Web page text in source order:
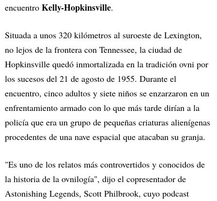
encuentro Kelly-Hopkinsville.
Situada a unos 320 kilómetros al suroeste de Lexington,
no lejos de la frontera con Tennessee, la ciudad de
Hopkinsville quedó inmortalizada en la tradición ovni por
los sucesos del 21 de agosto de 1955. Durante el
encuentro, cinco adultos y siete niños se enzarzaron en un
enfrentamiento armado con lo que más tarde dirían a la
policía que era un grupo de pequeñas criaturas alienígenas
procedentes de una nave espacial que atacaban su granja.
"Es uno de los relatos más controvertidos y conocidos de
la historia de la ovnilogía", dijo el copresentador de
Astonishing Legends, Scott Philbrook, cuyo podcast